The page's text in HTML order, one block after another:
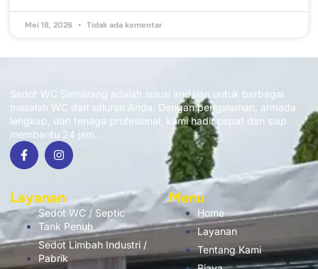
Mei 18, 2026 Tidak ada komentar
Sedot WC Semarang adalah solusi andalan untuk berbagai
masalah WC dan saluran Anda. Dengan pengalaman, armada
lengkap, dan tenaga profesional, kami hadir cepat dan siap
membantu 24 jam.
Layanan
Sedot WC / Septic
Tank Penuh
Sedot Limbah Industri /
Pabrik
Menu
Home
Layanan
Tentang Kami